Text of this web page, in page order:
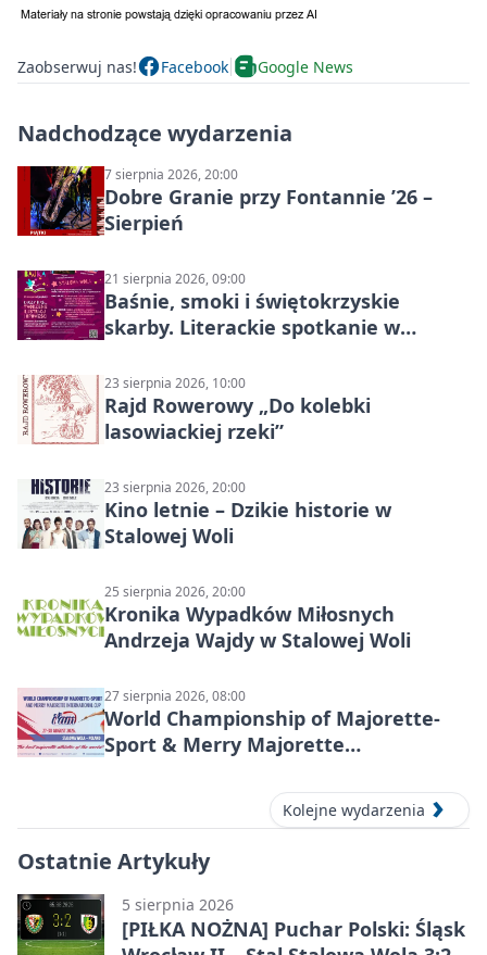
Zaobserwuj nas! Facebook Google News
Nadchodzące wydarzenia
7 sierpnia 2026, 20:00
Dobre Granie przy Fontannie ’26 –
Sierpień
21 sierpnia 2026, 09:00
Baśnie, smoki i świętokrzyskie
skarby. Literackie spotkanie w
23 sierpnia 2026, 10:00
Rajd Rowerowy „Do kolebki
lasowiackiej rzeki”
23 sierpnia 2026, 20:00
Kino letnie – Dzikie historie w
Stalowej Woli
25 sierpnia 2026, 20:00
Kronika Wypadków Miłosnych
Andrzeja Wajdy w Stalowej Woli
27 sierpnia 2026, 08:00
World Championship of Majorette-
Sport & Merry Majorette
Kolejne wydarzenia
Ostatnie Artykuły
5 sierpnia 2026
[PIŁKA NOŻNA] Puchar Polski: Śląsk